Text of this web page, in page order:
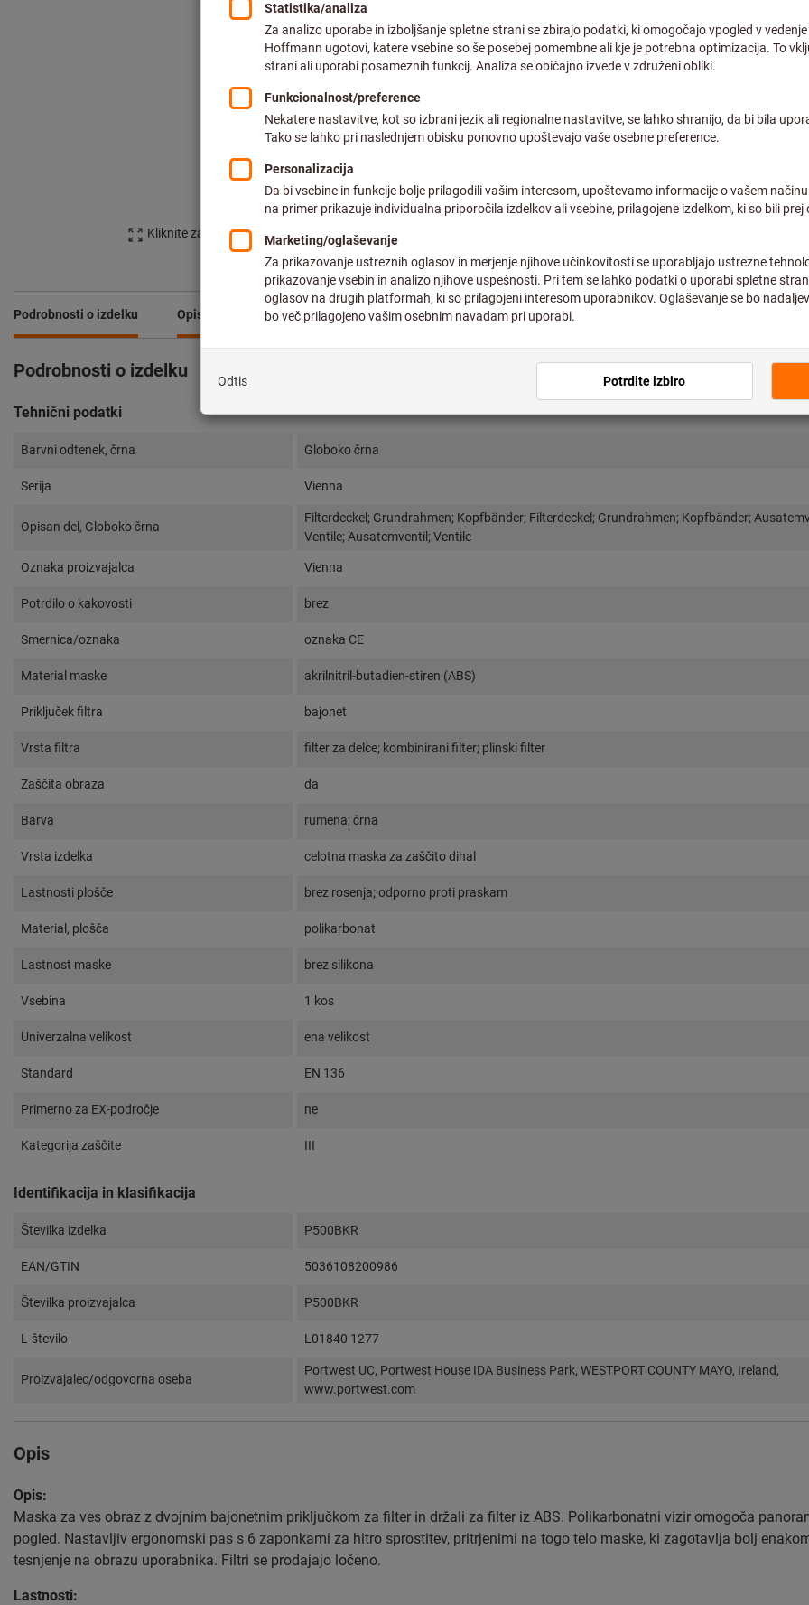
Kliknite za povečavo slike
Količina
Predviden čas dostave: 1-2
Upoštevajte daljši
Ta izdelek za vas
zato nimamo na
Dodaj na seznam želja
Podrobnosti o izdelku Opis Primerjajte izdelke
Podrobnosti o izdelku
Tehnični podatki
Barvni odtenek, črna Globoko črna
Serija Vienna
Opisan del, Globoko črna
Filterdeckel; Grundrahmen; Kopfbänder; Filterdeckel; Grundrahmen; Kopfbänder;
Ventile; Ausatemventil; Ventile
Oznaka proizvajalca Vienna
Potrdilo o kakovosti brez
Smernica/oznaka oznaka CE
Material maske akrilnitril-butadien-stiren (ABS)
Priključek filtra bajonet
Vrsta filtra filter za delce; kombinirani filter; plinski filter
Zaščita obraza da
Barva rumena; črna
Vrsta izdelka celotna maska za zaščito dihal
Lastnosti plošče brez rosenja; odporno proti praskam
Material, plošča polikarbonat
Lastnost maske brez silikona
Vsebina 1 kos
Univerzalna velikost ena velikost
Standard EN 136
Primerno za EX-področje ne
Kategorija zaščite III
Identifikacija in klasifikacija
Številka izdelka P500BKR
EAN/GTIN 5036108200986
Številka proizvajalca P500BKR
L-število L01840 1277
Proizvajalec/odgovorna oseba
Portwest UC, Portwest House IDA Business Park, WESTPORT COUNTY MAYO, Ireland,
www.portwest.com
Opis
Opis:
Maska za ves obraz z dvojnim bajonetnim priključkom za filter in držali za filter iz ABS. Polikarbonatni vizir omogoča
pogled. Nastavljiv ergonomski pas s 6 zaponkami za hitro sprostitev, pritrjenimi na togo telo maske, ki zagotavlja bolj
tesnjenje na obrazu uporabnika. Filtri se prodajajo ločeno.
Lastnosti: